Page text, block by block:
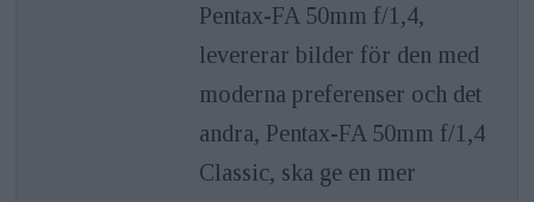
Pentax-FA 50mm f/1,4,
levererar bilder för den med
moderna preferenser och det
andra, Pentax-FA 50mm f/1,4
Classic, ska ge en mer